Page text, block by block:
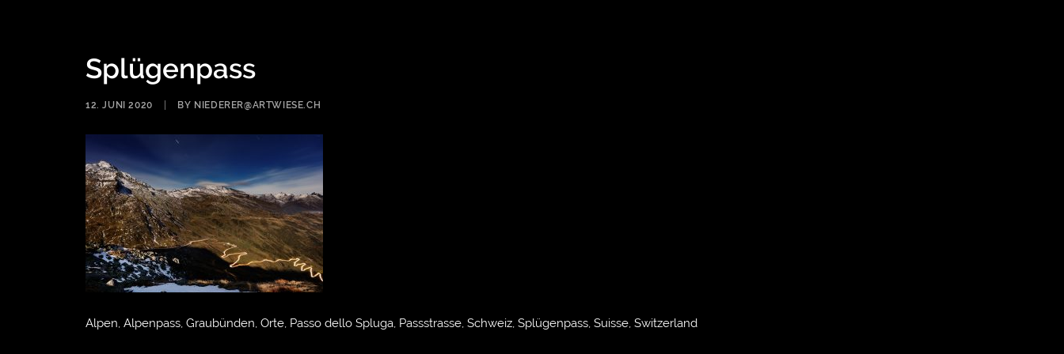
Splügenpass
12. JUNI 2020 BY NIEDERER@ARTWIESE.CH
Alpen, Alpenpass, Graubünden, Orte, Passo dello Spluga, Passstrasse, Schweiz, Splügenpass, Suisse, Switzerland